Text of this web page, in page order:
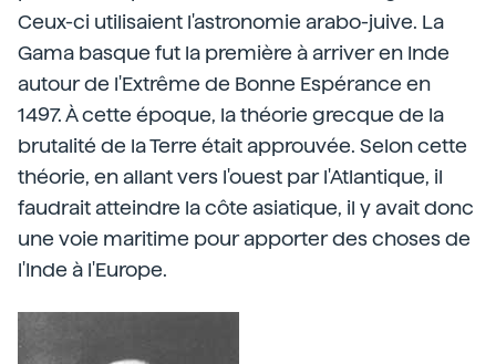
Ceux-ci utilisaient l'astronomie arabo-juive. La
Gama basque fut la première à arriver en Inde
autour de l'Extrême de Bonne Espérance en
1497. À cette époque, la théorie grecque de la
brutalité de la Terre était approuvée. Selon cette
théorie, en allant vers l'ouest par l'Atlantique, il
faudrait atteindre la côte asiatique, il y avait donc
une voie maritime pour apporter des choses de
l'Inde à l'Europe.